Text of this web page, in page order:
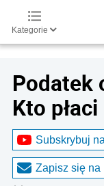
Kategorie
Podatek
Kto
Subskrybuj
Zapisz się na